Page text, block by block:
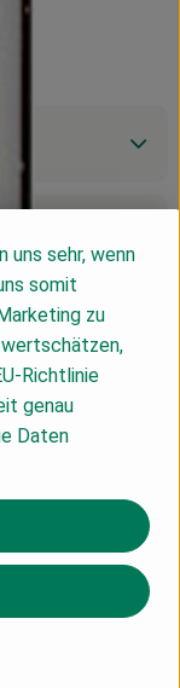
uns sehr, wenn
somit
zu
wertschätzen,
Richtlinie
genau
Daten